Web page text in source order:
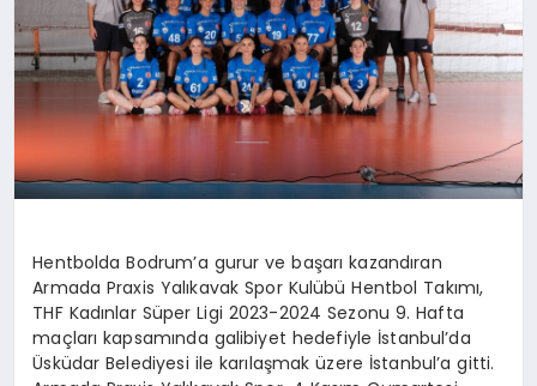
Hentbolda Bodrum’a gurur ve başarı kazandıran
Armada Praxis Yalıkavak Spor Kulübü Hentbol Takımı,
THF Kadınlar Süper Ligi 2023-2024 Sezonu 9. Hafta
maçları kapsamında galibiyet hedefiyle İstanbul’da
Üsküdar Belediyesi ile karılaşmak üzere İstanbul’a gitti.